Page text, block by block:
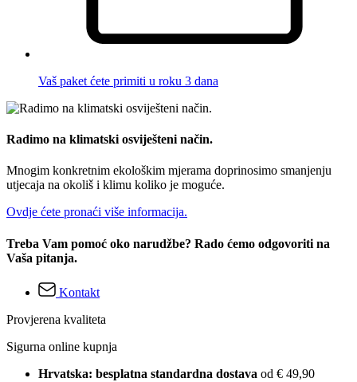
Vaš paket ćete primiti u roku 3 dana
Radimo na klimatski osviješteni način.
Mnogim konkretnim ekološkim mjerama doprinosimo smanjenju
utjecaja na okoliš i klimu koliko je moguće.
Ovdje ćete pronaći više informacija.
Treba Vam pomoć oko narudžbe? Rado ćemo odgovoriti na
Vaša pitanja.
Kontakt
Provjerena kvaliteta
Sigurna online kupnja
Hrvatska: besplatna standardna dostava od € 49,90